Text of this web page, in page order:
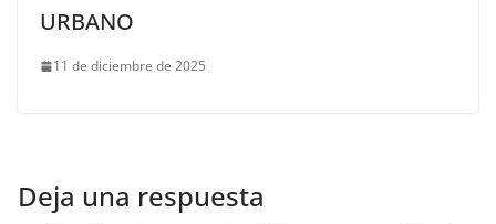
URBANO
11 de diciembre de 2025
Deja una respuesta